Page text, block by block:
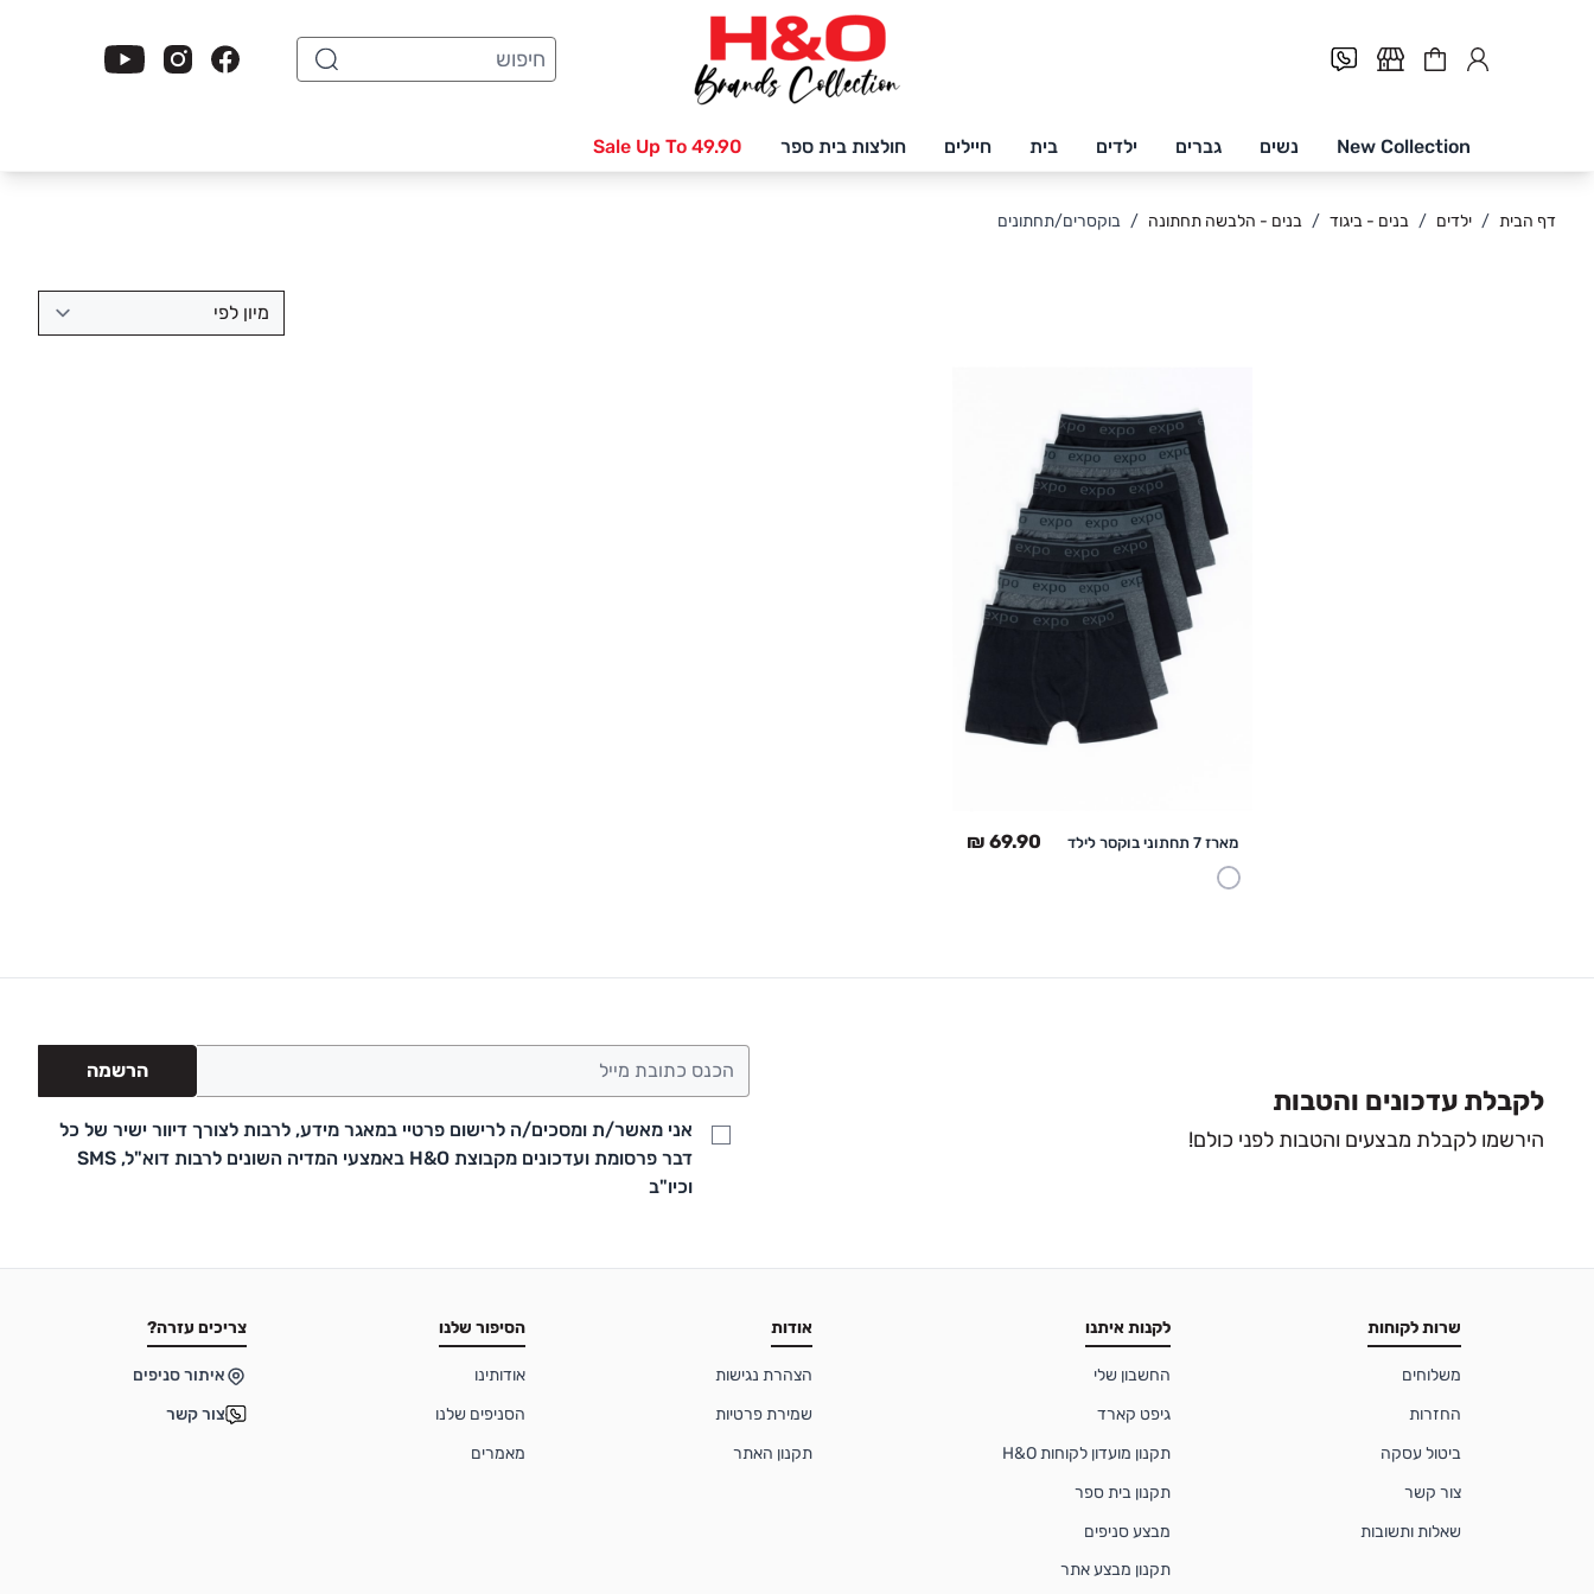
Cart חיפוש
New Collection נשים גברים ילדים בית חיילים חולצות בית ספר
Sale Up To 49.90
דף הבית / ילדים / בנים - ביגוד / בנים - הלבשה תחתונה / בוקסרים/תחתונים
מיון לפי
הוספה לסל
מארז 7 תחתוני בוקסר לילד
צהוב
החל מ
לקבלת עדכונים והטבות
הירשמו לקבלת מבצעים והטבות לפני כולם!
הרשמה
אני מאשר/ת ומסכים/ה לרישום פרטיי במאגר מידע, לרבות לצורך דיוור ישיר של כל
דבר פרסומת ועדכונים מקבוצת H&O באמצעי המדיה השונים לרבות דוא"ל, SMS
וכיו"ב
שרות לקוחות
משלוחים
החזרות
ביטול עסקה
צור קשר
שאלות ותשובות
לקנות איתנו
החשבון שלי
גיפט קארד
תקנון מועדון לקוחות H&O
תקנון בית ספר
מבצע סניפים
תקנון מבצע אתר
אודות
הצהרת נגישות
שמירת פרטיות
תקנון האתר
הסיפור שלנו
אודותינו
הסניפים שלנו
מאמרים
צריכים עזרה?
איתור סניפים
צור קשר